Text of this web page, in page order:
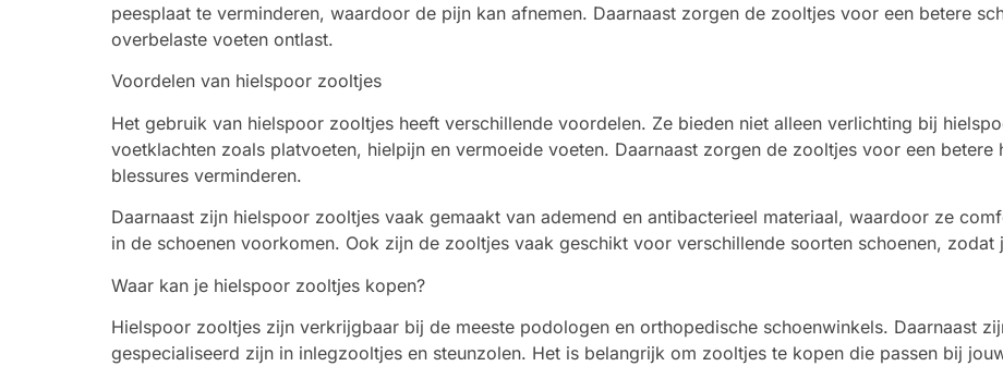
peesplaat te verminderen, waardoor de pijn kan afnemen. Daarnaast zorgen de zooltjes voor een betere
overbelaste voeten ontlast.
Voordelen van hielspoor zooltjes
Het gebruik van hielspoor zooltjes heeft verschillende voordelen. Ze bieden niet alleen verlichting bij
voetklachten zoals platvoeten, hielpijn en vermoeide voeten. Daarnaast zorgen de zooltjes voor een betere
blessures verminderen.
Daarnaast zijn hielspoor zooltjes vaak gemaakt van ademend en antibacterieel materiaal, waardoor ze
in de schoenen voorkomen. Ook zijn de zooltjes vaak geschikt voor verschillende soorten schoenen,
Waar kan je hielspoor zooltjes kopen?
Hielspoor zooltjes zijn verkrijgbaar bij de meeste podologen en orthopedische schoenwinkels. Daarnaast
gespecialiseerd zijn in inlegzooltjes en steunzolen. Het is belangrijk om zooltjes te kopen die passen bij